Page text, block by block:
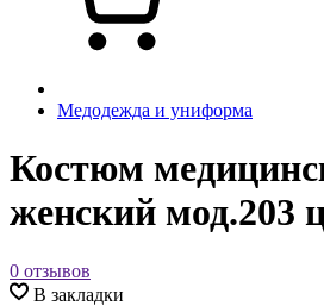
Медодежда и униформа
Костюм
женский мод.203
0 отзывов
В закладки